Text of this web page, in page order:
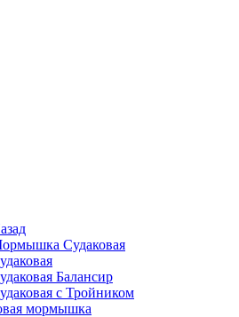
Судаковая
Балансир
с Тройником
мормышка